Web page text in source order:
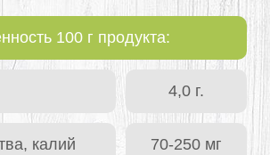
100 г продукта:
4,0 г.
калий 70-250 мг